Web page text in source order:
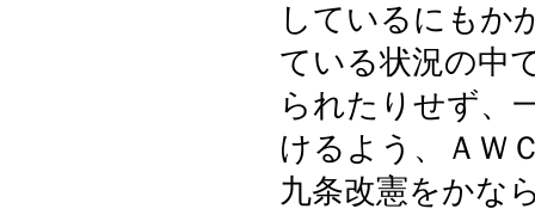
しているにもか
ている状況の中
られたりせず、
けるよう、ＡＷ
九条改憲をかな